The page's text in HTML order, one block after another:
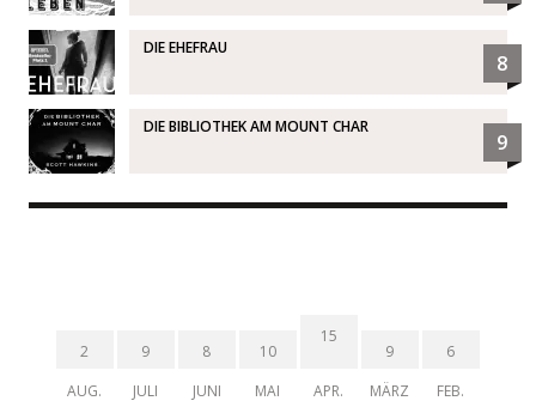
DIE EHEFRAU
8
DIE BIBLIOTHEK AM MOUNT CHAR
9
2
AUG.
9
JULI
8
JUNI
10
MAI
15
APR.
9
MÄRZ
6
FEB.